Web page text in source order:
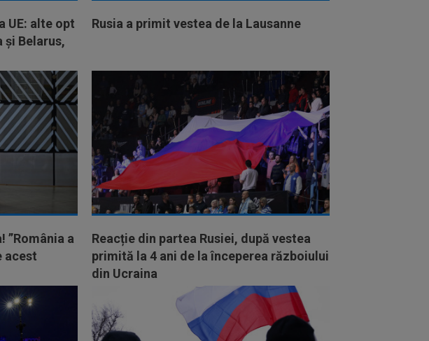
UE: alte opt
și Belarus,
Rusia a primit vestea de la Lausanne
”România a
acest
Reacție din partea Rusiei, după vestea
primită la 4 ani de la începerea războiului
din Ucraina